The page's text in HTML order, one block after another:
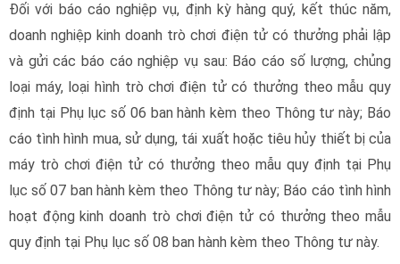
Đối với báo cáo nghiệp vụ, định kỳ hàng quý, kết thúc năm,
doanh nghiệp kinh doanh trò chơi điện tử có thưởng phải lập
và gửi các báo cáo nghiệp vụ sau: Báo cáo số lượng, chủng
loại máy, loại hình trò chơi điện tử có thưởng theo mẫu quy
định tại Phụ lục số 06 ban hành kèm theo Thông tư này; Báo
cáo tình hình mua, sử dụng, tái xuất hoặc tiêu hủy thiết bị của
máy trò chơi điện tử có thưởng theo mẫu quy định tại Phụ
lục số 07 ban hành kèm theo Thông tư này; Báo cáo tình hình
hoạt động kinh doanh trò chơi điện tử có thưởng theo mẫu
quy định tại Phụ lục số 08 ban hành kèm theo Thông tư này.